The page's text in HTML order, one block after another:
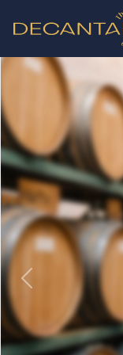
Previous